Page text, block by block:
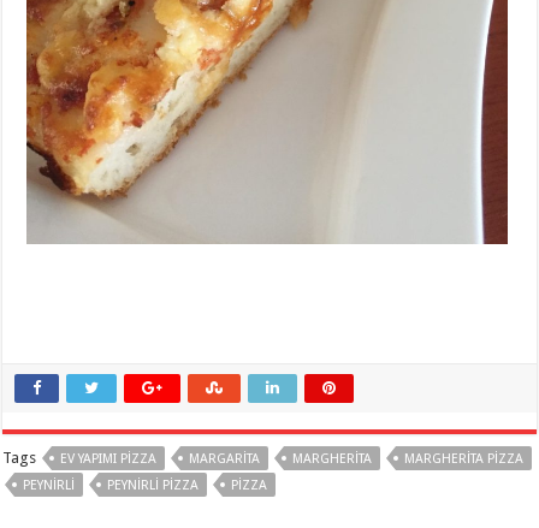
Tags EV YAPIMI PIZZA MARGARITA MARGHERITA
MARGHERITA PIZZA
PEYNIRLI
PEYNIRLI PIZZA PIZZA